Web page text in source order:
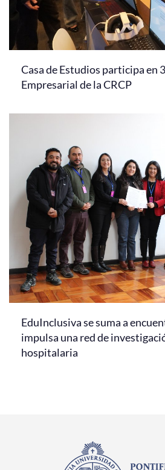
Casa de Estudios participa en
Empresarial de la CRCP
EduInclusiva se suma a
impulsa una red de
hospitalaria